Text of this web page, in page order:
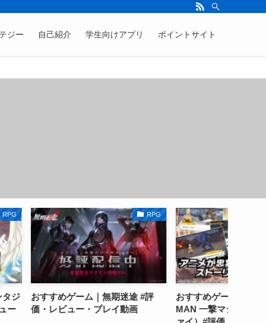
ジー 自己紹介 学生向けアプリ ポイントサイト
RPG
｜無期迷途 #評
プレイ動画
RPG
おすすめゲーム｜ONE PUNCH
MAN 一撃マジファイト（マジフ